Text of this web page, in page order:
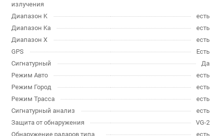
излучения
Диапазон K
есть
Диапазон Ka
есть
Диапазон X
есть
GPS
Есть
Сигнатурный
Да
Режим Авто
есть
Режим Город
есть
Режим Трасса
есть
Сигнатурный анализ
есть
Защита от обнаружения
VG-2
Обнаружение радаров типа
есть